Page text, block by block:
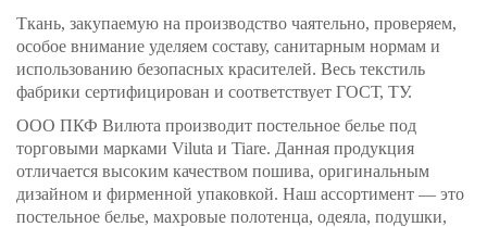
Ткань, закупаемую на производство чаятельно, проверяем,
особое внимание уделяем составу, санитарным нормам и
использованию безопасных красителей. Весь текстиль
фабрики сертифицирован и соответствует ГОСТ, ТУ.
ООО ПКФ Вилюта производит постельное белье под
торговыми марками Viluta и Tiare. Данная продукция
отличается высоким качеством пошива, оригинальным
дизайном и фирменной упаковкой. Наш ассортимент — это
постельное белье, махровые полотенца, одеяла, подушки,